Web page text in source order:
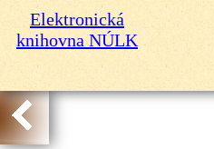
Elektronická
knihovna NÚLK